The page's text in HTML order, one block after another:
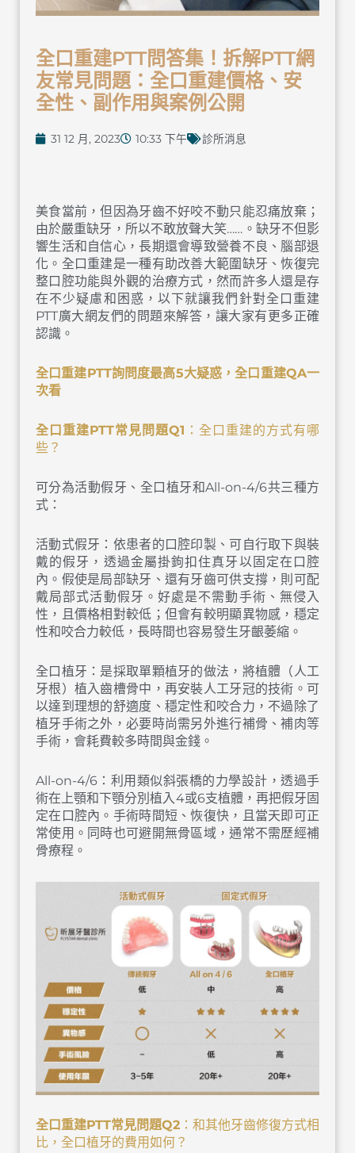
全口重建PTT問答集！拆解PTT網
友常見問題：全口重建價格、安
全性、副作用與案例公開
31 12 月, 2023 10:33 下午 診所消息
美食當前，但因為牙齒不好咬不動只能忍痛放棄；
由於嚴重缺牙，所以不敢放聲大笑……。缺牙不但影
響生活和自信心，長期還會導致營養不良、腦部退
化。全口重建是一種有助改善大範圍缺牙、恢復完
整口腔功能與外觀的治療方式，然而許多人還是存
在不少疑慮和困惑，以下就讓我們針對全口重建
PTT廣大網友們的問題來解答，讓大家有更多正確
認識。
全口重建PTT詢問度最高5大疑惑，全口重建QA一
次看
全口重建PTT常見問題Q1 ：全口重建的方式有哪
些？
可分為活動假牙、全口植牙和All-on-4/6共三種方
式：
活動式假牙：依患者的口腔印製、可自行取下與裝
戴的假牙，透過金屬掛鉤扣住真牙以固定在口腔
內。假使是局部缺牙、還有牙齒可供支撐，則可配
戴局部式活動假牙。好處是不需動手術、無侵入
性，且價格相對較低；但會有較明顯異物感，穩定
性和咬合力較低，長時間也容易發生牙齦萎縮。
全口植牙：是採取單顆植牙的做法，將植體（人工
牙根）植入齒槽骨中，再安裝人工牙冠的技術。可
以達到理想的舒適度、穩定性和咬合力，不過除了
植牙手術之外，必要時尚需另外進行補骨、補肉等
手術，會耗費較多時間與金錢。
All-on-4/6：利用類似斜張橋的力學設計，透過手
術在上顎和下顎分別植入4或6支植體，再把假牙固
定在口腔內。手術時間短、恢復快，且當天即可正
常使用。同時也可避開無骨區域，通常不需歷經補
骨療程。
全口重建PTT常見問題Q2 ：和其他牙齒修復方式相
比，全口植牙的費用如何？